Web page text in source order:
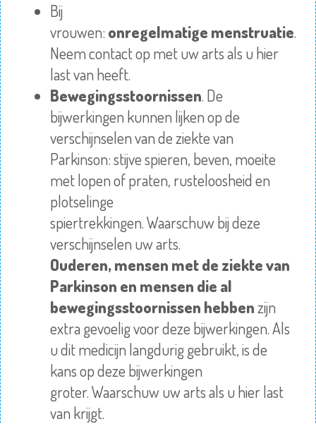
Bij
vrouwen: onregelmatige menstruatie.
Neem contact op met uw arts als u hier
last van heeft.
Bewegingsstoornissen. De
bijwerkingen kunnen lijken op de
verschijnselen van de ziekte van
Parkinson: stijve spieren, beven, moeite
met lopen of praten, rusteloosheid en
plotselinge
spiertrekkingen.Waarschuwbij deze
verschijnselen uw arts.
Ouderen, mensen met de ziekte van
Parkinson en mensen die al
bewegingsstoornissen hebbenzijn
extra gevoelig voor deze bijwerkingen. Als
u dit medicijn langduriggebruikt, is de
kans op deze bijwerkingen
groter.Waarschuwuw arts als u hier last
van krijgt.